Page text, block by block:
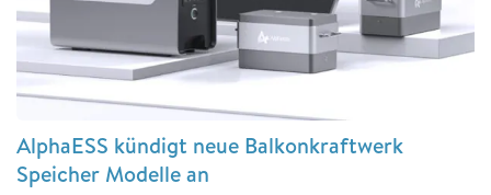
AlphaESS kündigt neue Balkonkraftwerk
Speicher Modelle an